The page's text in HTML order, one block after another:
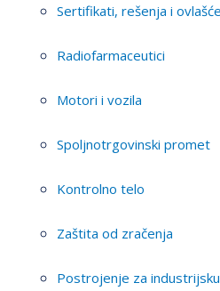
Sertifikati, rešenja i
Radiofarmaceutici
Motori i vozila
Spoljnotrgovinski promet
Kontrolno telo
Zaštita od zračenja
Postrojenje za